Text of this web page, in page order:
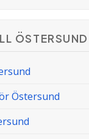
ÖSTERSUND
Östersund